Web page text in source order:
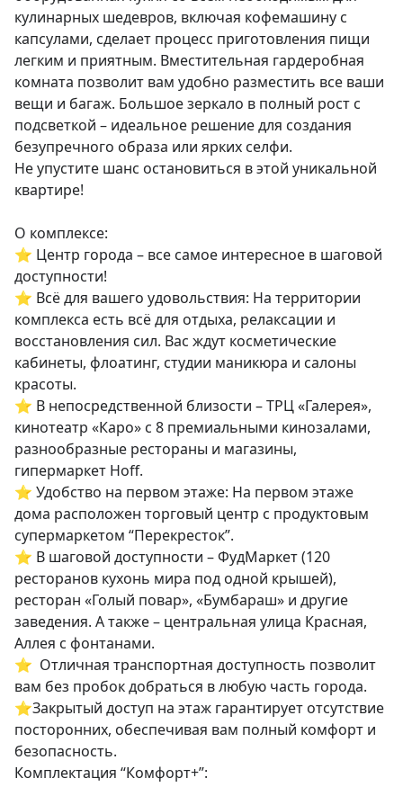
кулинарных шедевров, включая кофемашину с
капсулами, сделает процесс приготовления пищи
легким и приятным. Вместительная гардеробная
комната позволит вам удобно разместить все ваши
вещи и багаж. Большое зеркало в полный рост с
подсветкой – идеальное решение для создания
безупречного образа или ярких селфи.
Не упустите шанс остановиться в этой уникальной
квартире!
О комплексе:
⭐️ Центр города – все самое интересное в шаговой
доступности!
⭐️ Всё для вашего удовольствия: На территории
комплекса есть всё для отдыха, релаксации и
восстановления сил. Вас ждут косметические
кабинеты, флоатинг, студии маникюра и салоны
красоты.
⭐️ В непосредственной близости – ТРЦ «Галерея»,
кинотеатр «Каро» с 8 премиальными кинозалами,
разнообразные рестораны и магазины,
гипермаркет Ноff.
⭐️ Удобство на первом этаже: На первом этаже
дома расположен торговый центр с продуктовым
супермаркетом “Перекресток”.
⭐️ В шаговой доступности – ФудМаркет (120
ресторанов кухонь мира под одной крышей),
ресторан «Голый повар», «Бумбараш» и другие
заведения. А также – центральная улица Красная,
Аллея с фонтанами.
⭐️  Отличная транспортная доступность позволит
вам без пробок добраться в любую часть города.
⭐️Закрытый доступ на этаж гарантирует отсутствие
посторонних, обеспечивая вам полный комфорт и
безопасность.
Комплектация “Комфорт+”: